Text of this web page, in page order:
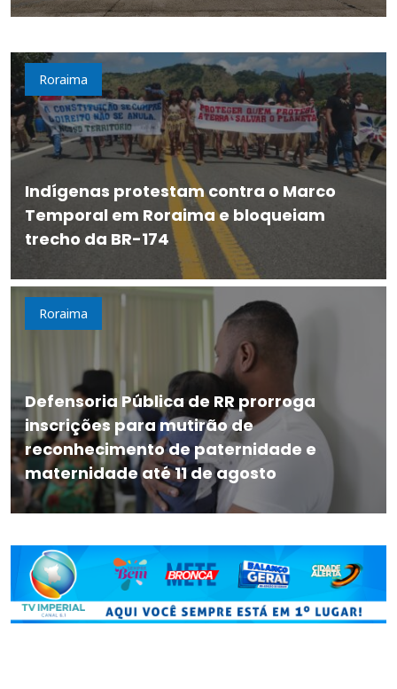
Roraima
Indígenas protestam contra o Marco
Temporal em Roraima e bloqueiam
trecho da BR-174
Roraima
Defensoria Pública de RR prorroga
inscrições para mutirão de
reconhecimento de paternidade e
maternidade até 11 de agosto